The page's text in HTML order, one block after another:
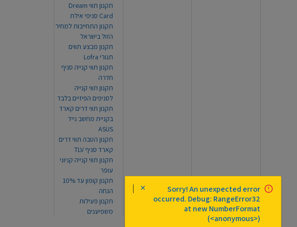
תקנון תווי Dream
Card סניפי אילת
תקנון התחייבות למחיר
הזול בישראל
תקנון מבצע תווים
תנורי Lofra
תקנון תווי קנייה סניף
חדרה
תקנון תווי קנייה
לסניפים הפיזיים בלבד
תקנון תווי דרים קארד
בקניית מחשב נייד
ASUS
תקנון הטבה תווי דרים
קארד סניף TLV
תקנון תווי קנייה קניוני
עופר
תקנון קופון עד 10%
הנחה
תקנון פעילות
משפיענים
Sorry! An unexpected error
occurred. Debug: RangeError32
at new NumberFormat
(<anonymous>)